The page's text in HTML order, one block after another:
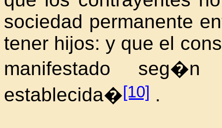
sociedad permanente
tener hijos: y que el
manifestado
establecida�[10] .